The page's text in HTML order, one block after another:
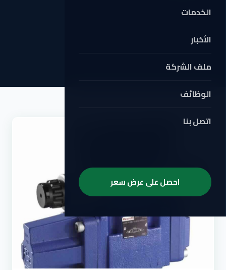
الخدمات
الأخبار
ملف الشركة
الوظائف
اتصل بنا
احصل على عرض سعر